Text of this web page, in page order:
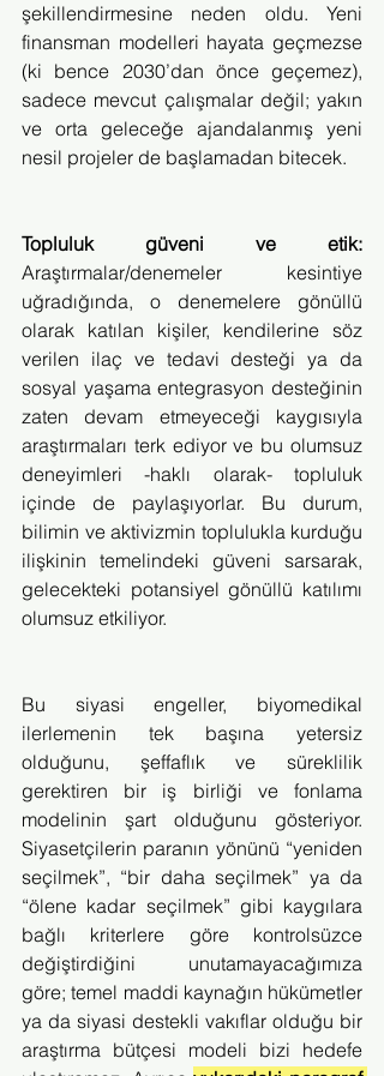
şekillendirmesine neden oldu. Yeni
finansman modelleri hayata geçmezse
(ki bence 2030’dan önce geçemez),
sadece mevcut çalışmalar değil; yakın
ve orta geleceğe ajandalanmış yeni
nesil projeler de başlamadan bitecek.
Araştırmalar/denemeler kesintiye
uğradığında, o denemelere gönüllü
olarak katılan kişiler, kendilerine söz
verilen ilaç ve tedavi desteği ya da
sosyal yaşama entegrasyon desteğinin
zaten devam etmeyeceği kaygısıyla
araştırmaları terk ediyor ve bu olumsuz
deneyimleri -haklı olarak- topluluk
içinde de paylaşıyorlar. Bu durum,
bilimin ve aktivizmin toplulukla kurduğu
ilişkinin temelindeki güveni sarsarak,
gelecekteki potansiyel gönüllü katılımı
olumsuz etkiliyor.
Bu siyasi engeller, biyomedikal
ilerlemenin tek başına yetersiz
olduğunu, şeffaflık ve süreklilik
gerektiren bir iş birliği ve fonlama
modelinin şart olduğunu gösteriyor.
Siyasetçilerin paranın yönünü “yeniden
seçilmek”, “bir daha seçilmek” ya da
“ölene kadar seçilmek” gibi kaygılara
bağlı kriterlere göre kontrolsüzce
değiştirdiğini unutamayacağımıza
göre; temel maddi kaynağın hükümetler
ya da siyasi destekli vakıflar olduğu bir
araştırma bütçesi modeli bizi hedefe